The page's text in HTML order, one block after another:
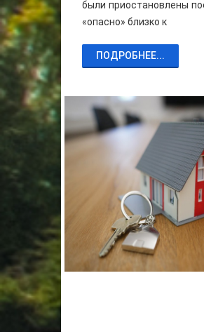
были приостановлены
«опасно» близко к
ПОДРОБНЕЕ...